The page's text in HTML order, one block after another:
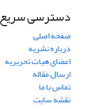
دسترسی سریع
صفحه اصلی
درباره نشریه
اعضای هیات تحریریه
ارسال مقاله
تماس با ما
نقشه سایت